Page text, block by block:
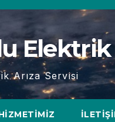
Elektrik
Arıza Servisi